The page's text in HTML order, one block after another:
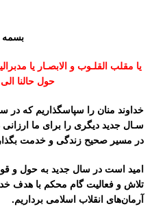
بسمه
یا مقلب القلـوب و الابصـار یا
حول حالنا
خداوند منان را سپاسگذاریم که
سـال جدید دیگری را برای ما
در مسیر صحیح زندگی و خدمت
امید است در سال جدید به حول و
تلاش و فعالیت گام محکم با هدف
آرمان‌های انقلاب اسلامی برداریم.